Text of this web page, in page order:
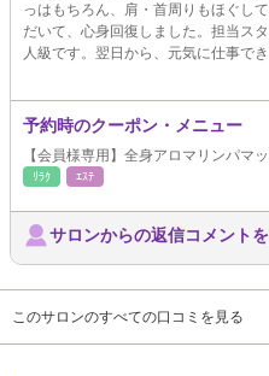
っはもちろん、肩・首周りもほぐし
だいて、心身回復しました。担当ス
人級です。翌日から、元気に仕事で
予約時のクーポン・メニュー
【会員様専用】全身アロマリンパマ
ﾘﾗｸ ｴｽﾃ
サロンからの返信コメント
このサロンのすべての口コミを見る